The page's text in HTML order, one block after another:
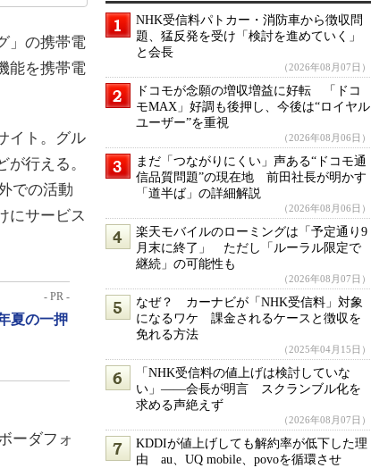
」の携帯電
能を携帯電
イト。グル
行える。
での活動
にサービス
- PR -
夏の一押
ーダフォ
NHK受信料パトカー・消防車から徴収問
題、猛反発を受け「検討を進めていく」
と会長
（2026年08月07日）
ドコモが念願の増収増益に好転 「ドコ
モMAX」好調も後押し、今後は“ロイヤル
ユーザー”を重視
（2026年08月06日）
まだ「つながりにくい」声ある“ドコモ通
信品質問題”の現在地 前田社長が明かす
「道半ば」の詳細解説
（2026年08月06日）
楽天モバイルのローミングは「予定通り9
月末に終了」 ただし「ルーラル限定で
継続」の可能性も
（2026年08月07日）
なぜ？ カーナビが「NHK受信料」対象
になるワケ 課金されるケースと徴収を
免れる方法
（2025年04月15日）
「NHK受信料の値上げは検討していな
い」――会長が明言 スクランブル化を
求める声絶えず
（2026年08月07日）
KDDIが値上げしても解約率が低下した理
由 au、UQ mobile、povoを循環させ